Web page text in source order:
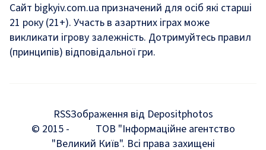
Комуналка
Хроніки війни
Мегаполіс
Київщина
Сайт bigkyiv.com.ua призначений для осіб які старші
21 року (21+). Участь в азартних іграх може
викликати ігрову залежність. Дотримуйтесь правил
(принципів) відповідальної гри.
RSSЗображення від Depositphotos
© 2015 -
ТОВ "Інформаційне агентство
"Великий Київ". Всі права захищені